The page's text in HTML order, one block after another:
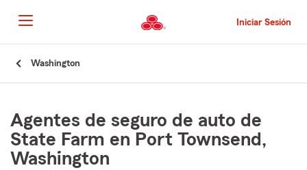
al
contenido
principal
Iniciar Sesión
Washington
Agentes de seguro de auto de
State Farm en Port Townsend,
Washington